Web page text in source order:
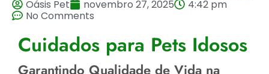
Oásis Pet novembro 27, 2025
4:42 pm
No Comments
Cuidados para Pets Idosos
Garantindo Qualidade de Vida na